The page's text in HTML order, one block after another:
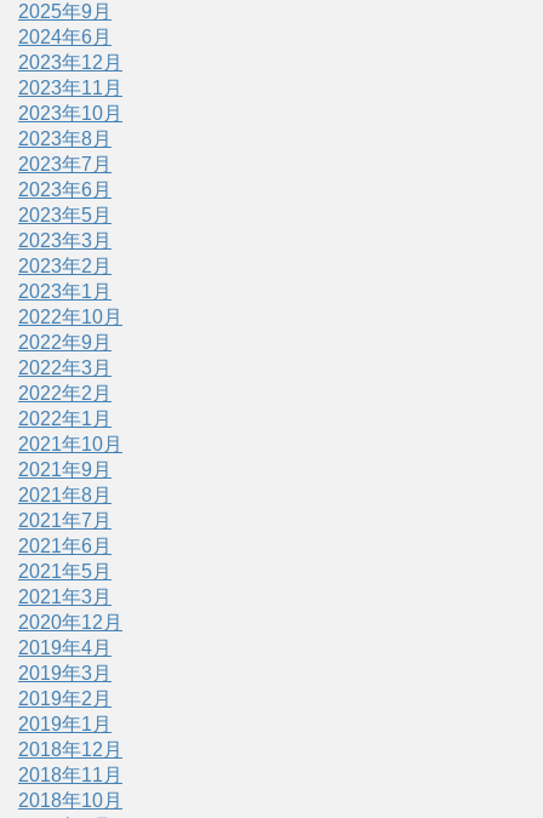
2025年9月
2024年6月
2023年12月
2023年11月
2023年10月
2023年8月
2023年7月
2023年6月
2023年5月
2023年3月
2023年2月
2023年1月
2022年10月
2022年9月
2022年3月
2022年2月
2022年1月
2021年10月
2021年9月
2021年8月
2021年7月
2021年6月
2021年5月
2021年3月
2020年12月
2019年4月
2019年3月
2019年2月
2019年1月
2018年12月
2018年11月
2018年10月